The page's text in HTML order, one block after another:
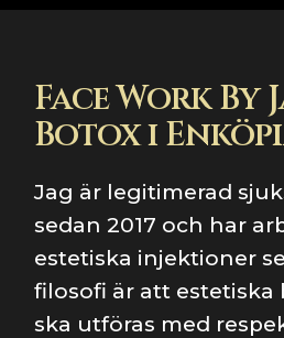
Face Work By
Botox i
Jag är legitimerad
sedan 2017 och har
estetiska injektioner
filosofi är att
ska utföras med